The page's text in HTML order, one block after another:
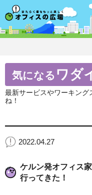
オフィスの広場
気になる ワダ
最新サービスやワーキング
ね！
2022.04.27
ケルン発オフィス
行ってきた！